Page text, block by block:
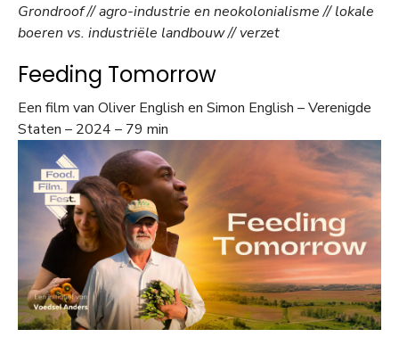
Grondroof // agro-industrie en neokolonialisme // lokale
boeren vs. industriële landbouw // verzet
Feeding Tomorrow
Een film van Oliver English en Simon English – Verenigde
Staten – 2024 – 79 min